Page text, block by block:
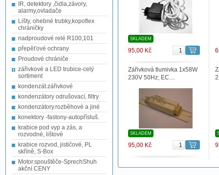
IR, detektory ,čidla,závory,
alarmy,ovladače
Lišty, ohebné trubky,kopoflex
chráničky
nadproudové relé R100,101
přepěťové ochrany
Proudové chrániče
zářivkové a LED trubice-celý
sortiment
kondenzát.zářivkové
kondenzátory odrušovací, filtry
kondenzátory.rozběhové a jiné
konektory -fastony-autopřísluš.
krabice pod vyp a zás, a
rozvodné, lištové
krabice rozvod, jističové, PL
skříně, S-Box
Motor.spouštěče-SprechShuh
akční CENY
SKLADEM
95,00 Kč
Zářivková tlumivka 1x58W
230V 50Hz; EC…
SKLADEM
95,00 Kč